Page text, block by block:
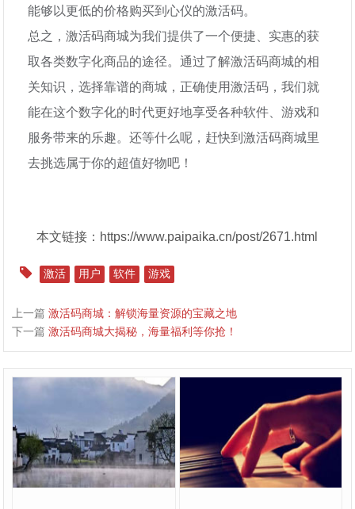
能够以更低的价格购买到心仪的激活码。
总之，激活码商城为我们提供了一个便捷、实惠的获
取各类数字化商品的途径。通过了解激活码商城的相
关知识，选择靠谱的商城，正确使用激活码，我们就
能在这个数字化的时代更好地享受各种软件、游戏和
服务带来的乐趣。还等什么呢，赶快到激活码商城里
去挑选属于你的超值好物吧！
本文链接：https://www.paipaika.cn/post/2671.html
激活 用户 软件 游戏
上一篇激活码商城：解锁海量资源的宝藏之地
下一篇激活码商城大揭秘，海量福利等你抢！